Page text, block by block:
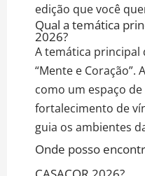
edição que você
Qual a temática
2026?
A temática principal
“Mente e
como um espaço
fortalecimento de
guia os ambientes
Onde posso